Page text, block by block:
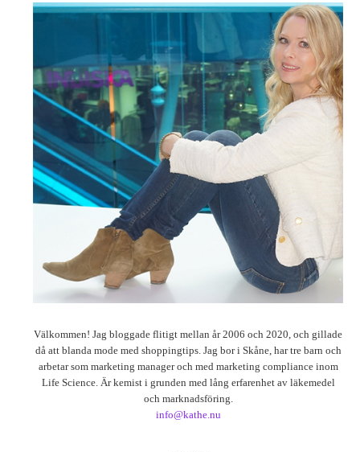
Välkommen! Jag bloggade flitigt mellan år 2006 och 2020, och gillade
då att blanda mode med shoppingtips. Jag bor i Skåne, har tre barn och
arbetar som marketing manager och med marketing compliance inom
Life Science. Är kemist i grunden med lång erfarenhet av läkemedel
och marknadsföring.
info@kathe.nu